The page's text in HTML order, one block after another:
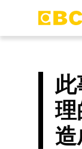
理
造